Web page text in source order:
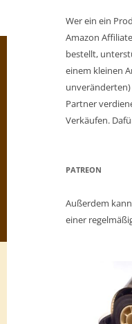
Wer ein ein
Amazon
bestellt,
einem kleinen
unveränderten)
Partner
Verkäufen.
PATREON
Außerdem
einer